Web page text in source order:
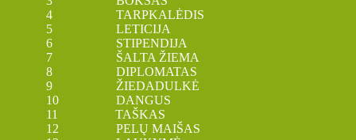
4 TARPKALĖDIS
5 LETICIJA
6 STIPENDIJA
7 ŠALTA ŽIEMA
8 DIPLOMATAS
9 ŽIEDADULKĖ
10 DANGUS
11 TAŠKAS
12 PELŲ MAIŠAS